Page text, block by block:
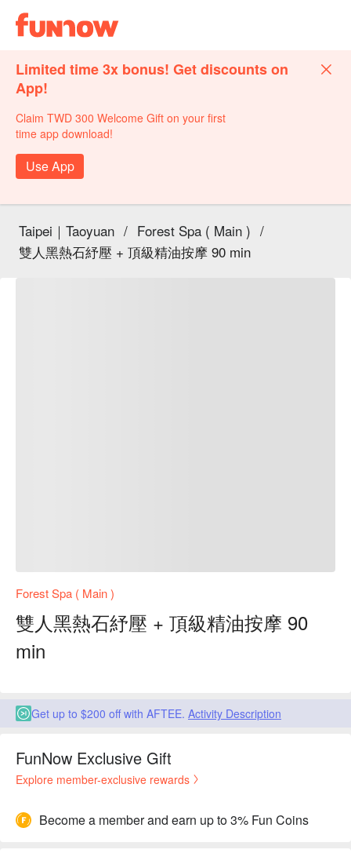
Limited time 3x bonus! Get discounts on
App!
Claim TWD 300 Welcome Gift on your first
time app download!
Use App
Taipei｜Taoyuan / Forest Spa ( Main ) /
雙人黑熱石紓壓 + 頂級精油按摩 90 min
Forest Spa ( Main )
雙人黑熱石紓壓 + 頂級精油按摩 90
min
Get up to $200 off with AFTEE. Activity Description
FunNow Exclusive Gift
Explore member-exclusive rewards
Become a member and earn up to 3% Fun Coins